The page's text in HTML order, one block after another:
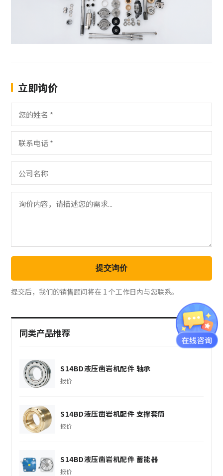
同类产品推荐
S14BD液压凿岩机配件 轴承
报价
S14BD液压凿岩机配件 支撑套筒
报价
S14BD液压凿岩机配件 蓄能器
报价
立即询价
提交询价
提交后，我们的销售顾问将在 1 个工作日内与您联系。